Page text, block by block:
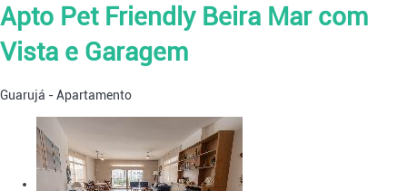
Apto Pet Friendly Beira Mar com
Vista e Garagem
Guarujá -Apartamento